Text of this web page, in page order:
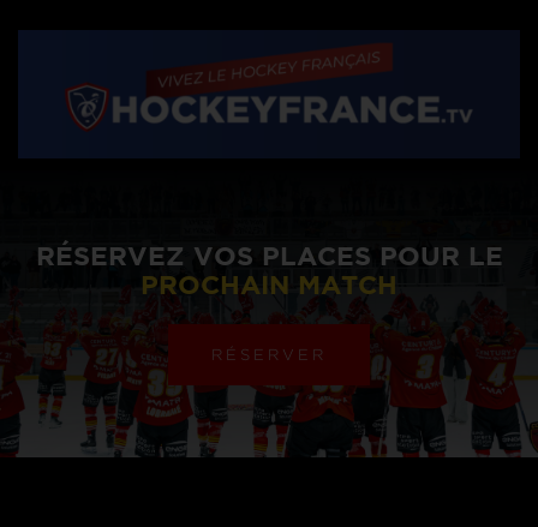
RÉSERVEZ VOS PLACES POUR LE
PROCHAIN MATCH
RÉSERVER